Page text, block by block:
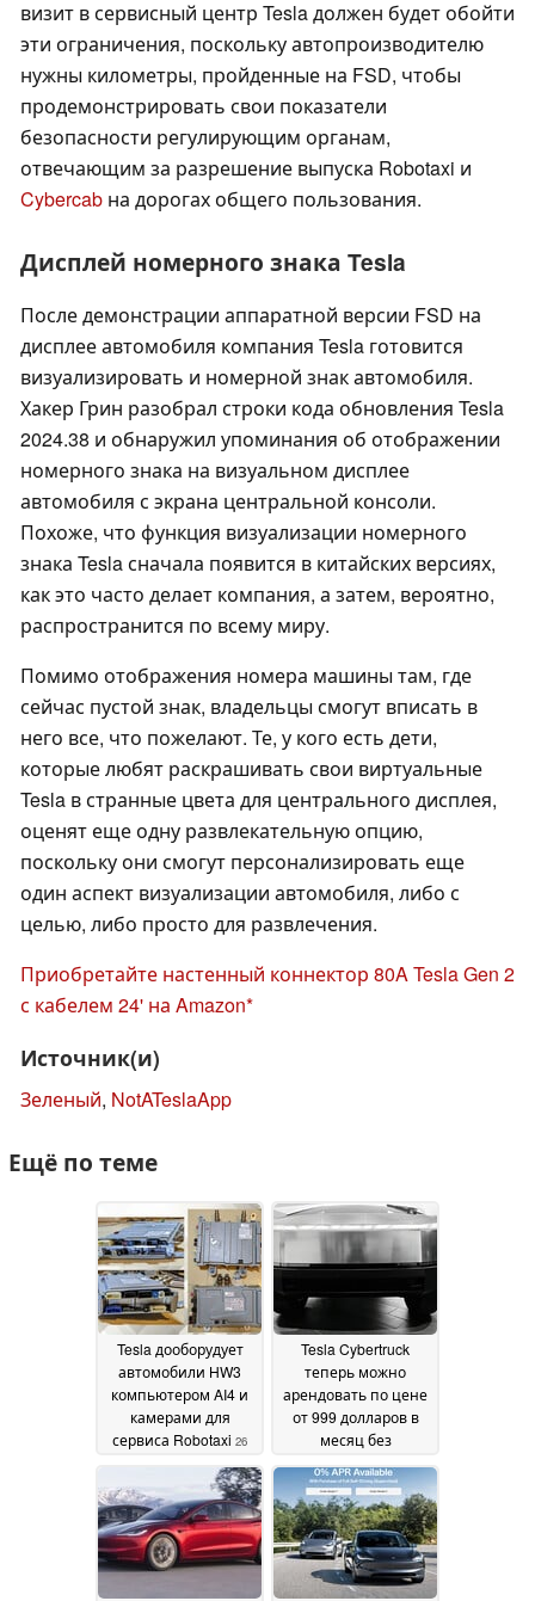
визит в сервисный центр Tesla должен будет обойти
эти ограничения, поскольку автопроизводителю
нужны километры, пройденные на FSD, чтобы
продемонстрировать свои показатели
безопасности регулирующим органам,
отвечающим за разрешение выпуска Robotaxi и
Cybercab на дорогах общего пользования.
Дисплей номерного знака Tesla
После демонстрации аппаратной версии FSD на
дисплее автомобиля компания Tesla готовится
визуализировать и номерной знак автомобиля.
Хакер Грин разобрал строки кода обновления Tesla
2024.38 и обнаружил упоминания об отображении
номерного знака на визуальном дисплее
автомобиля с экрана центральной консоли.
Похоже, что функция визуализации номерного
знака Tesla сначала появится в китайских версиях,
как это часто делает компания, а затем, вероятно,
распространится по всему миру.
Помимо отображения номера машины там, где
сейчас пустой знак, владельцы смогут вписать в
него все, что пожелают. Те, у кого есть дети,
которые любят раскрашивать свои виртуальные
Tesla в странные цвета для центрального дисплея,
оценят еще одну развлекательную опцию,
поскольку они смогут персонализировать еще
один аспект визуализации автомобиля, либо с
целью, либо просто для развлечения.
Приобретайте настенный коннектор 80A Tesla Gen 2
с кабелем 24' на Amazon
Источник(и)
Зеленый, NotATeslaApp
Ещё по теме
Tesla дооборудует
автомобили HW3
компьютером AI4 и
камерами для
сервиса Robotaxi 26
April 2026
Tesla Cybertruck
теперь можно
арендовать по цене
от 999 долларов в
месяц без
возможности выкупа
08 November 2024